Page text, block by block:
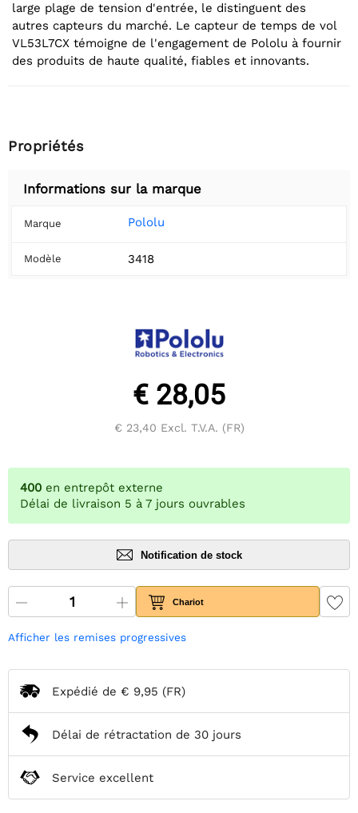
large plage de tension d'entrée, le distinguent des
autres capteurs du marché. Le capteur de temps de vol
VL53L7CX témoigne de l'engagement de Pololu à fournir
des produits de haute qualité, fiables et innovants.
Propriétés
Informations sur la marque
Marque Pololu
Modèle 3418
€ 28,05
€ 23,40 Excl. T.V.A. (FR)
400 en entrepôt externe
Délai de livraison 5 à 7 jours ouvrables
Notification de stock
Chariot
Afficher les remises progressives
Expédié de € 9,95 (FR)
Délai de rétractation de 30 jours
Service excellent